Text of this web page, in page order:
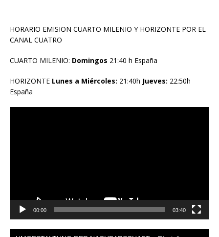
HORARIO EMISION CUARTO MILENIO Y HORIZONTE POR EL
CANAL CUATRO
CUARTO MILENIO: Domingos 21:40 h España
HORIZONTE Lunes a Miércoles: 21:40h Jueves: 22:50h
España
00:00 03:40